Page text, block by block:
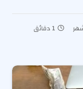
1 دقائق